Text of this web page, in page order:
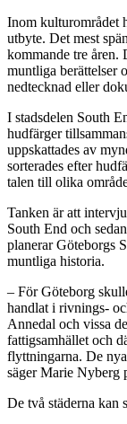
Inom kulturområdet
utbyte. Det mest
kommande tre åren.
muntliga berättelser
nedtecknad eller
I stadsdelen South
hudfärger
uppskattades av
sorterades efter
talen till olika
Tanken är att
South End och
planerar Göteborgs
muntliga historia.
– För Göteborg
handlat i rivnings-
Annedal och vissa
fattigsamhället och
flyttningarna. De
säger Marie Nyberg
De två städerna kan